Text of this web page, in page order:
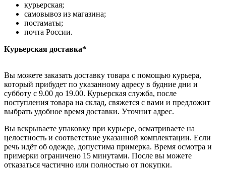
курьерская;
самовывоз из магазина;
постаматы;
почта России.
Курьерская доставка*
Вы можете заказать доставку товара с помощью курьера,
который прибудет по указанному адресу в будние дни и
субботу с 9.00 до 19.00. Курьерская служба, после
поступления товара на склад, свяжется с вами и предложит
выбрать удобное время доставки. Уточнит адрес.
Вы вскрываете упаковку при курьере, осматриваете на
целостность и соответствие указанной комплектации. Если
речь идёт об одежде, допустима примерка. Время осмотра и
примерки ограничено 15 минутами. После вы можете
отказаться частично или полностью от покупки.